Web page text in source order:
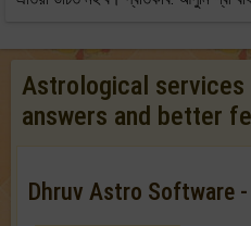
Astrological
answers and better
Dhruv Astro Software -